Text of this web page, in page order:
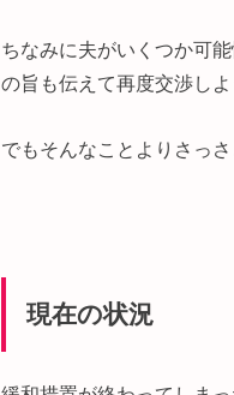
ちなみに夫がいくつか可
の旨も伝えて再度交渉しよ
でもそんなことよりさっ
現在の状況